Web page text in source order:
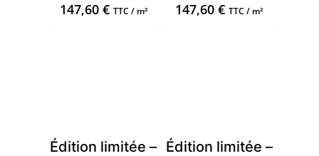
147,60 € TTC / m² 147,60€ TTC / m²
Édition limitée – Édition limitée –